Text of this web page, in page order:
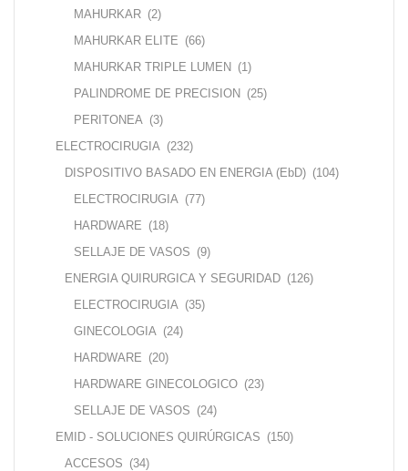
MAHURKAR (2)
MAHURKAR ELITE (66)
MAHURKAR TRIPLE LUMEN (1)
PALINDROME DE PRECISION (25)
PERITONEA (3)
ELECTROCIRUGIA (232)
DISPOSITIVO BASADO EN ENERGIA (EbD) (104)
ELECTROCIRUGIA (77)
HARDWARE (18)
SELLAJE DE VASOS (9)
ENERGIA QUIRURGICA Y SEGURIDAD (126)
ELECTROCIRUGIA (35)
GINECOLOGIA (24)
HARDWARE (20)
HARDWARE GINECOLOGICO (23)
SELLAJE DE VASOS (24)
EMID - SOLUCIONES QUIRÚRGICAS (150)
ACCESOS (34)